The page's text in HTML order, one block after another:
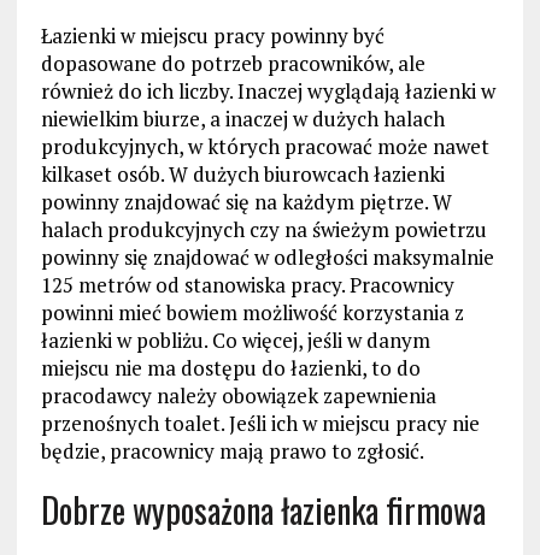
Łazienki w miejscu pracy powinny być
dopasowane do potrzeb pracowników, ale
również do ich liczby. Inaczej wyglądają łazienki w
niewielkim biurze, a inaczej w dużych halach
produkcyjnych, w których pracować może nawet
kilkaset osób. W dużych biurowcach łazienki
powinny znajdować się na każdym piętrze. W
halach produkcyjnych czy na świeżym powietrzu
powinny się znajdować w odległości maksymalnie
125 metrów od stanowiska pracy. Pracownicy
powinni mieć bowiem możliwość korzystania z
łazienki w pobliżu. Co więcej, jeśli w danym
miejscu nie ma dostępu do łazienki, to do
pracodawcy należy obowiązek zapewnienia
przenośnych toalet. Jeśli ich w miejscu pracy nie
będzie, pracownicy mają prawo to zgłosić.
Dobrze wyposażona łazienka firmowa